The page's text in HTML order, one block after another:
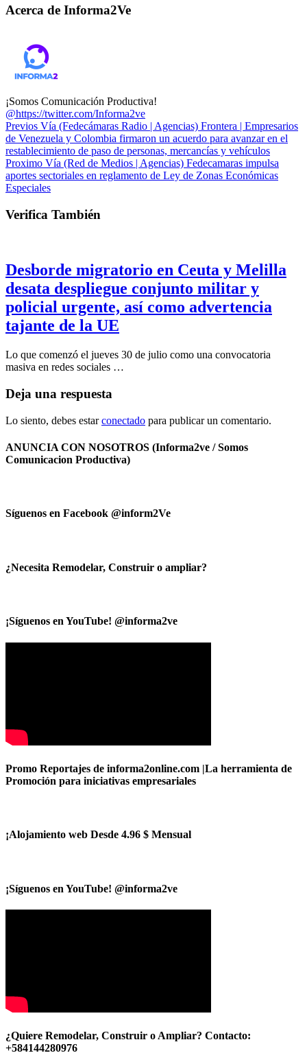
Acerca de Informa2Ve
¡Somos Comunicación Productiva!
@https://twitter.com/Informa2ve
Previos Vía (Fedecámaras Radio | Agencias) Frontera | Empresarios
de Venezuela y Colombia firmaron un acuerdo para avanzar en el
restablecimiento de paso de personas, mercancías y vehículos
Proximo Vía (Red de Medios | Agencias) Fedecamaras impulsa
aportes sectoriales en reglamento de Ley de Zonas Económicas
Especiales
Verifica También
Desborde migratorio en Ceuta y Melilla
desata despliegue conjunto militar y
policial urgente, así como advertencia
tajante de la UE
Lo que comenzó el jueves 30 de julio como una convocatoria
masiva en redes sociales …
Deja una respuesta
Lo siento, debes estarconectado para publicar un comentario.
ANUNCIA CON NOSOTROS (Informa2ve / Somos
Comunicacion Productiva)
Síguenos en Facebook @inform2Ve
¿Necesita Remodelar, Construir o ampliar?
¡Síguenos en YouTube! @informa2ve
Promo Reportajes de informa2online.com |La herramienta de
Promoción para iniciativas empresariales
¡Alojamiento web Desde 4.96 $ Mensual
¡Síguenos en YouTube! @informa2ve
¿Quiere Remodelar, Construir o Ampliar? Contacto:
+584144280976